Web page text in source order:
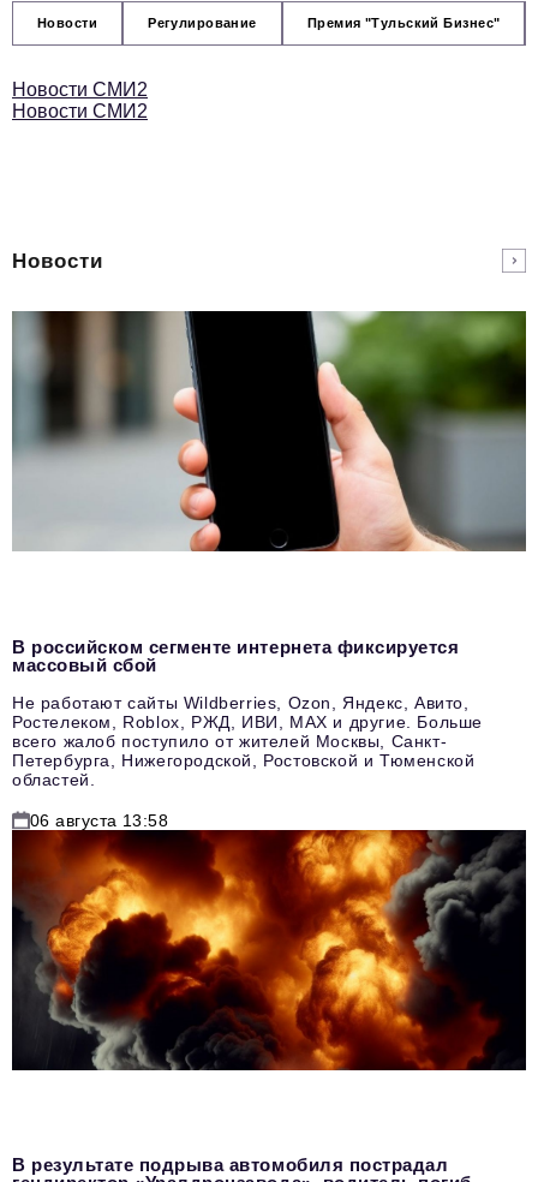
Новости Регулирование Премия "Тульский Бизнес"
Новости СМИ2
Новости СМИ2
Новости
В российском сегменте интернета фиксируется
массовый сбой
Не работают сайты Wildberries, Ozon, Яндекс, Авито,
Ростелеком, Roblox, РЖД, ИВИ, MAX и другие. Больше
всего жалоб поступило от жителей Москвы, Санкт-
Петербурга, Нижегородской, Ростовской и Тюменской
областей.
06 августа 13:58
В результате подрыва автомобиля пострадал